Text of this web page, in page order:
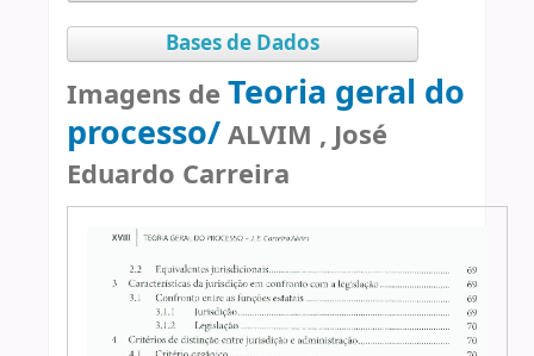
Bases de Dados
Imagens de Teoria geral do
processo/ALVIM , José
Eduardo Carreira